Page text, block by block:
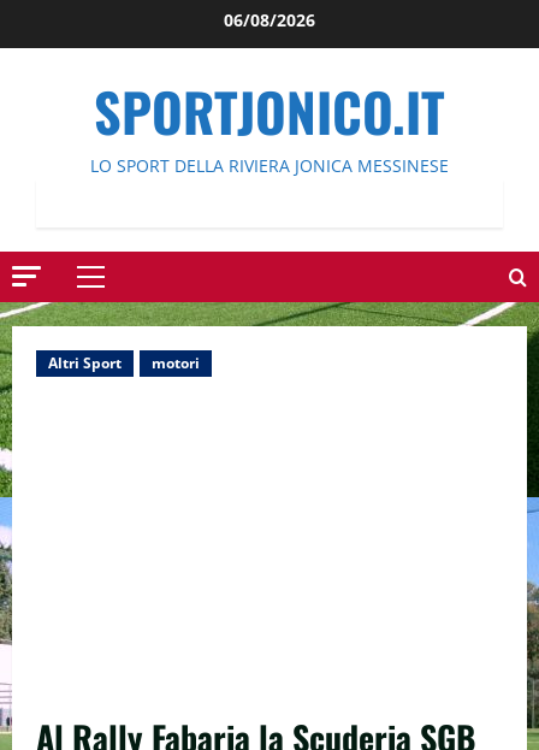
al
06/08/2026
SPORTJONICO.IT
LO SPORT DELLA RIVIERA JONICA MESSINESE
Menu
principale
Altri Sport motori
Al Rally Fabaria la Scuderia SGB